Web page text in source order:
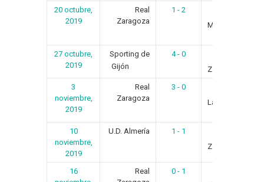
20 octubre,
2019
Real
Zaragoza
1 - 2
Mirandés
27 octubre,
2019
Sporting de
Gijón
4 - 0
Zaragoza
3
noviembre,
2019
Real
Zaragoza
3 - 0
Las Palmas
10
noviembre,
2019
U.D. Almería 1 - 1
Zaragoza
16
Real
0 - 1